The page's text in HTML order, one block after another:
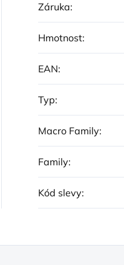
Záruka:
Hmotnost:
EAN:
Typ:
Macro Family:
Family:
Kód slevy: